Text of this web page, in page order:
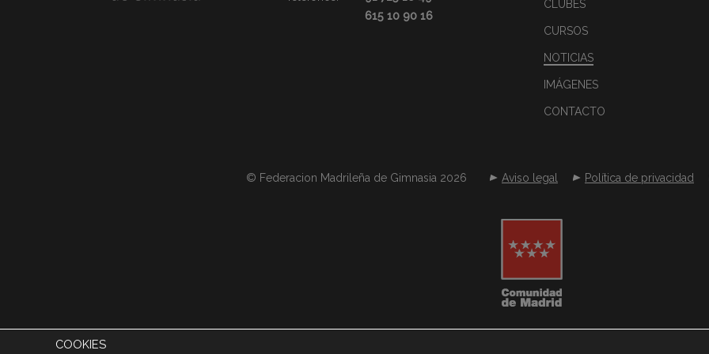
615 10 90 16
CLUBES
CURSOS
NOTICIAS
IMÁGENES
CONTACTO
© Federacion Madrileña de Gimnasia 2026 Aviso legal Política de privacidad
COOKIES